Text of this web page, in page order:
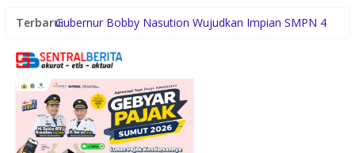
Terbaru:Gubernur Bobby Nasution Wujudkan Impian SMPN 4
Duta Genre Harus Jadi Penggerak Remaja, Rico Waas:
Sutarto Minta Banteng Sumut Merah FC Harumkan
Nama Sumut di Ajang Soekarno Cup 2026
Persiapan HUT RI ke-81, Anggota Paskibra Kecamatan
Idi Tunong Mulai Gelar Latihan Intensif